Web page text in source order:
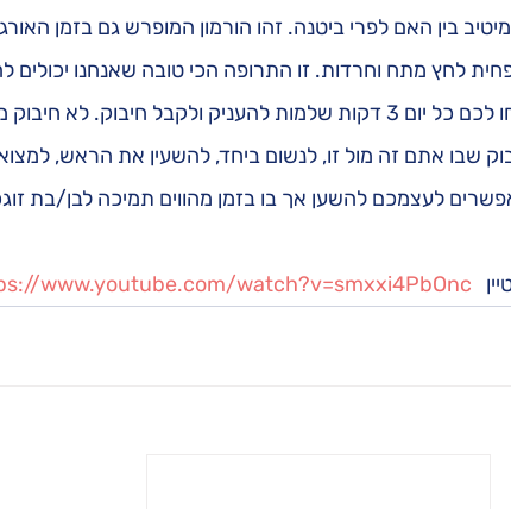
בין האם לפרי ביטנה. זהו הורמון המופרש גם בזמן
לחץ מתח וחרדות. זו התרופה הכי טובה שאנחנו יכולים
מאהובינו. חינם אין כסף. אז קחו לכם כל יום 3 דקות שלמות להעניק ולקבל חיבוק.
שבו אתם זה מול זו, לנשום ביחד, להשעין את הראש,
לעצמכם להשען אך בו בזמן מהווים תמיכה לבן/בת
www.youtube.com/watch?v=smxxi4PbOnc